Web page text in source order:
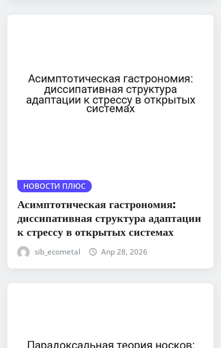
НОВОСТИ ПЛЮС
Асимптотическая гастрономия:
диссипативная структура адаптации
к стрессу в открытых системах
sib_ecometal Апр 28, 2026